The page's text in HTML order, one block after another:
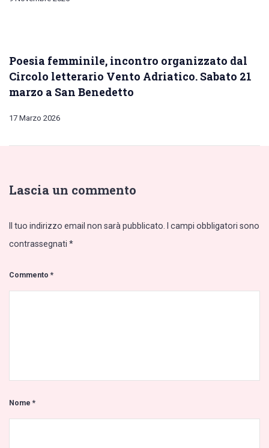
Poesia femminile, incontro organizzato dal
Circolo letterario Vento Adriatico. Sabato 21
marzo a San Benedetto
17 Marzo 2026
Lascia un commento
Il tuo indirizzo email non sarà pubblicato.
I campi obbligatori sono
contrassegnati *
Commento*
Nome*